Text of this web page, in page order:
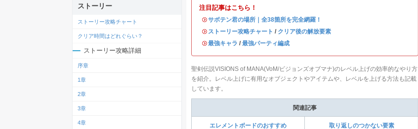
注目記事はこちら！
・サボテン君の場所｜全38箇所を完全網羅！
・ ストーリー攻略チャート / クリア後の解放要素
・最強キャラ / 最強パーティ編成
聖剣伝説VISIONS of MANA(VoM/ビジョンズオブマナ)のレベル上げの効率的なやり方
を紹介。レベル上げに有用なオブジェクトやアイテムや、レベルを上げる方法も記載
しています。
関連記事
エレメントボードのおすすめ 取り返しのつかない要素
ストーリー
ストーリー攻略チャート
クリア時間はどれぐらい？
ストーリー攻略詳細
序章
1章
2章
3章
4章